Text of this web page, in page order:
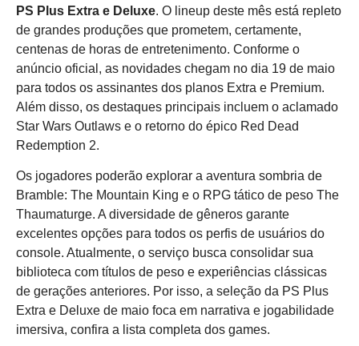
PS Plus Extra e Deluxe. O lineup deste mês está repleto
de grandes produções que prometem, certamente,
centenas de horas de entretenimento. Conforme o
anúncio oficial, as novidades chegam no dia 19 de maio
para todos os assinantes dos planos Extra e Premium.
Além disso, os destaques principais incluem o aclamado
Star Wars Outlaws e o retorno do épico Red Dead
Redemption 2.
Os jogadores poderão explorar a aventura sombria de
Bramble: The Mountain King e o RPG tático de peso The
Thaumaturge. A diversidade de gêneros garante
excelentes opções para todos os perfis de usuários do
console. Atualmente, o serviço busca consolidar sua
biblioteca com títulos de peso e experiências clássicas
de gerações anteriores. Por isso, a seleção da PS Plus
Extra e Deluxe de maio foca em narrativa e jogabilidade
imersiva, confira a lista completa dos games.